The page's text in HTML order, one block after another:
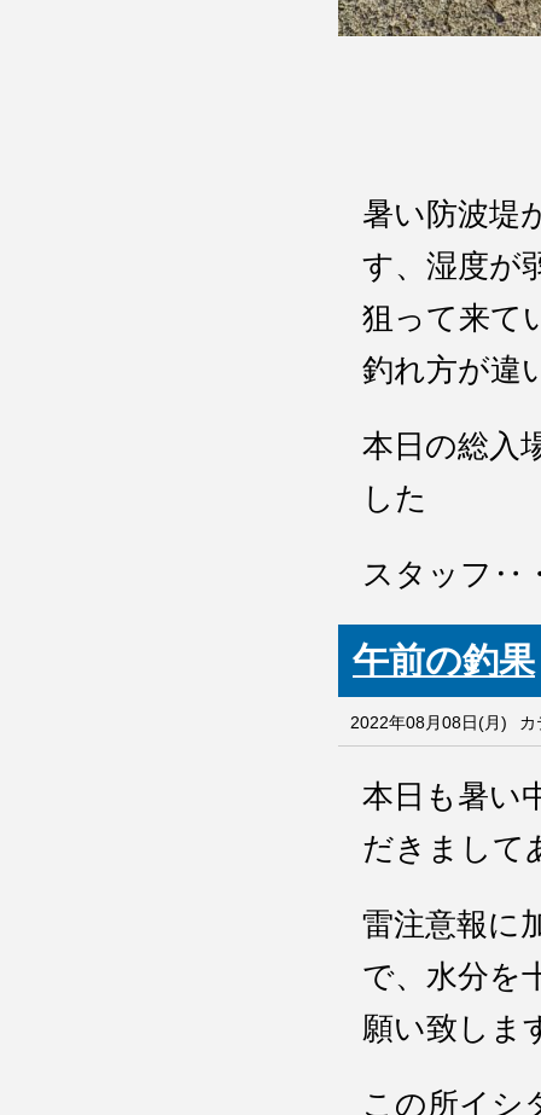
暑い防波堤
す、湿度が
狙って来て
釣れ方が違
本日の総
した
スタッフ‥
午前の釣果
2022年08月08日(月) カ
本日も暑い
だきまして
雷注意報に
で、水分を
願い致しま
この所イシ